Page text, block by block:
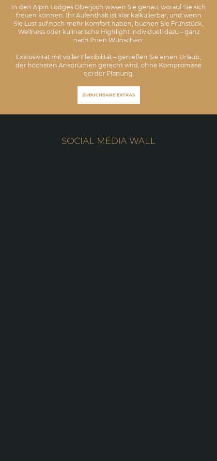
In den Alpin Lodges Oberjoch wissen Sie genau, worauf Sie sich
freuen können. Ihr Aufenthalt ist klar kalkulierbar, und wenn
Sie Lust auf noch mehr Komfort haben, buchen Sie Frühstück,
Wellness oder kulinarische Highlight individuell dazu – ganz
nach Ihren Wünschen.
Exklusivität mit voller Flexibilität – genießen Sie einen Urlaub,
der höchsten Ansprüchen gerecht wird, ohne Kompromisse
bei der Planung.
ZUBUCHBARE EXTRAS
SOCIAL MEDIA WALL